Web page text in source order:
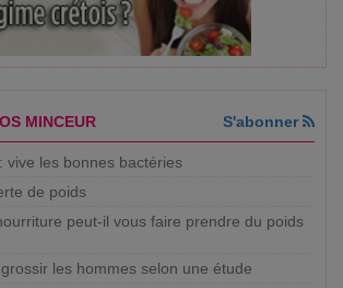
MINCEUR S'abonner
vive les bonnes bactéries
de poids
peut-il vous faire prendre du poids
les hommes selon une étude